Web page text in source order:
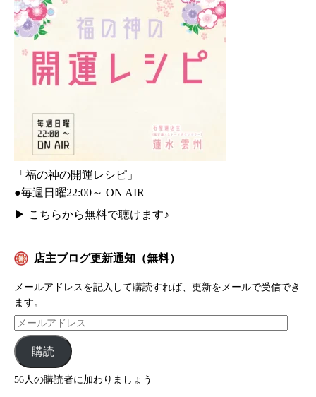
「福の神の開運レシピ」
●毎週日曜22:00～ ON AIR
▶ こちらから無料で聴けます♪
店主ブログ更新通知（無料）
メールアドレスを記入して購読すれば、更新をメールで受信でき
ます。
購読
56人の購読者に加わりましょう